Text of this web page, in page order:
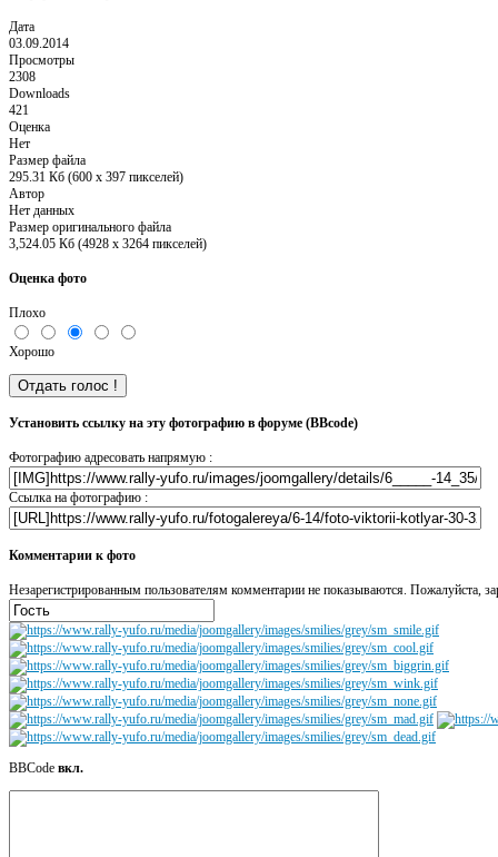
Дата
03.09.2014
Просмотры
2308
Downloads
421
Оценка
Нет
Размер файла
295.31 Кб (600 x 397 пикселей)
Автор
Нет данных
Размер оригинального файла
3,524.05 Кб (4928 x 3264 пикселей)
Оценка фото
Плохо
Хорошо
Установить ссылку на эту фотографию в форуме (BBcode)
Фотографию адресовать напрямую :
Ссылка на фотографию :
Комментарии к фото
Незарегистрированным пользователям комментарии не показываются. Пожалуйста,
BBCode вкл.